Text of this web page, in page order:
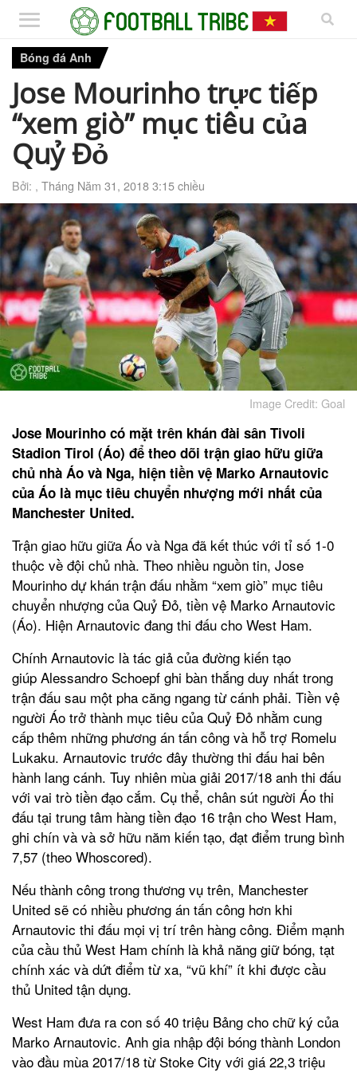
Bóng đá Anh
Jose Mourinho trực tiếp
“xem giò” mục tiêu của
Quỷ Đỏ
Bởi: , Tháng Năm 31, 2018 3:15 chiều
Image Credit: Goal
Jose Mourinho có mặt trên khán đài sân Tivoli
Stadion Tirol (Áo) để theo dõi trận giao hữu giữa
chủ nhà Áo và Nga, hiện tiền vệ Marko Arnautovic
của Áo là mục tiêu chuyển nhượng mới nhất của
Manchester United.
Trận giao hữu giữa Áo và Nga đã kết thúc với tỉ số 1-0
thuộc về đội chủ nhà. Theo nhiều nguồn tin, Jose
Mourinho dự khán trận đấu nhằm “xem giò” mục tiêu
chuyển nhượng của Quỷ Đỏ, tiền vệ Marko Arnautovic
(Áo). Hiện Arnautovic đang thi đấu cho West Ham.
Chính Arnautovic là tác giả của đường kiến tạo
giúp Alessandro Schoepf ghi bàn thắng duy nhất trong
trận đấu sau một pha căng ngang từ cánh phải. Tiền vệ
người Áo trở thành mục tiêu của Quỷ Đỏ nhằm cung
cấp thêm những phương án tấn công và hỗ trợ Romelu
Lukaku. Arnautovic trước đây thường thi đấu hai bên
hành lang cánh. Tuy nhiên mùa giải 2017/18 anh thi đấu
với vai trò tiền đạo cắm. Cụ thể, chân sút người Áo thi
đấu tại trung tâm hàng tiền đạo 16 trận cho West Ham,
ghi chín và và sở hữu năm kiến tạo, đạt điểm trung bình
7,57 (theo Whoscored).
Nếu thành công trong thương vụ trên, Manchester
United sẽ có nhiều phương án tấn công hơn khi
Arnautovic thi đấu mọi vị trí trên hàng công. Điểm mạnh
của cầu thủ West Ham chính là khả năng giữ bóng, tạt
chính xác và dứt điểm từ xa, “vũ khí” ít khi được cầu
thủ United tận dụng.
West Ham đưa ra con số 40 triệu Bảng cho chữ ký của
Marko Arnautovic. Anh gia nhập đội bóng thành London
vào đầu mùa 2017/18 từ Stoke City với giá 22,3 triệu